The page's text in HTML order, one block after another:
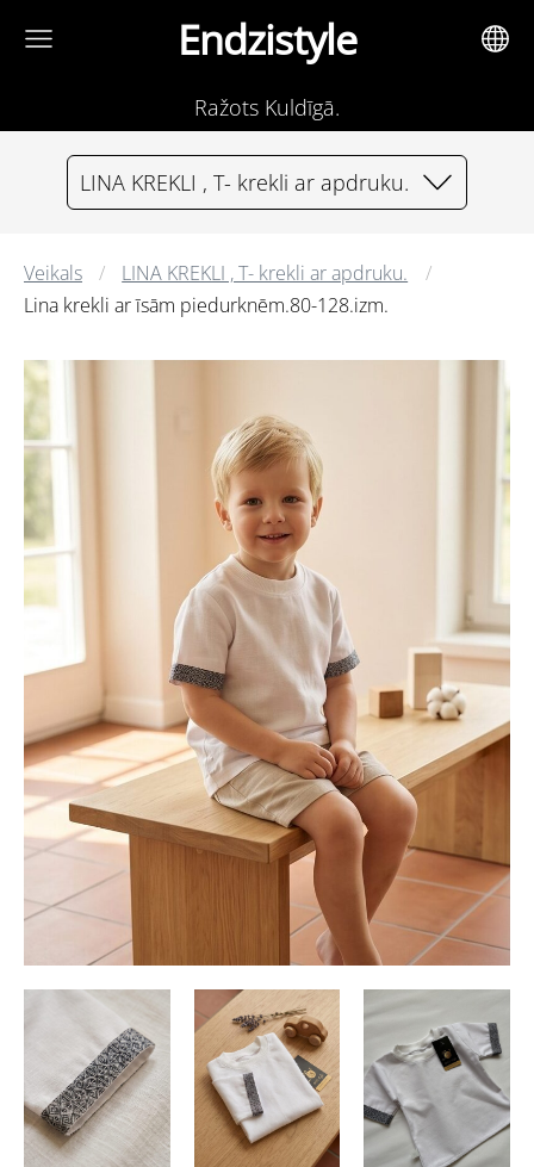
Endzistyle
Ražots Kuldīgā.
LINA KREKLI , T- krekli ar apdruku.
Veikals
LINA KREKLI , T- krekli ar apdruku.
Lina krekli ar īsām piedurknēm.80-128.izm.